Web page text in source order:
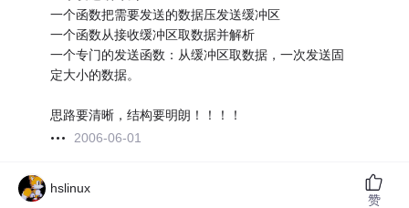
一个函数把需要发送的数据压发送缓冲区
一个函数从接收缓冲区取数据并解析
一个专门的发送函数：从缓冲区取数据，一次发送固
定大小的数据。
思路要清晰，结构要明朗！！！！
2006-06-01
hslinux
赞